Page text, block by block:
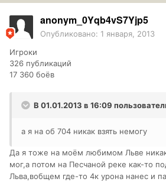
anonym_0Yqb4vS7Yjp5
Опубликовано: 1 января, 2013
Игроки
326 публикаций
17 360 боёв
В 01.01.2013 в 16:09
а я на об 704 никак взять немогу
Да я тоже на моём любимом Льве никак
мог,а потом на Песчаной реке как-то
Льва,вобщем где-то 4к урона нанес и